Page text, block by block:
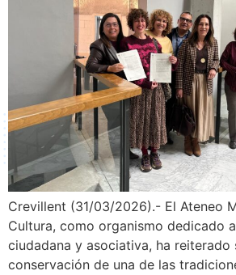
Crevillent (31/03/2026).- El Ateneo
Cultura, como organismo dedicado
ciudadana y asociativa, ha reiterado
conservación de una de las